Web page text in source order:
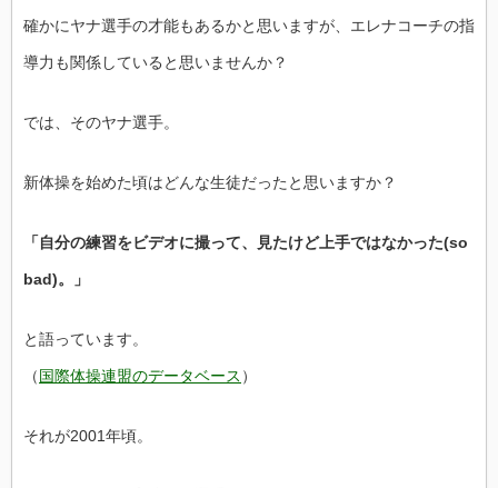
確かにヤナ選手の才能もあるかと思いますが、エレナコーチの指
導力も関係していると思いませんか？
では、そのヤナ選手。
新体操を始めた頃はどんな生徒だったと思いますか？
「自分の練習をビデオに撮って、見たけど上手ではなかった(so
bad)。」
と語っています。
（国際体操連盟のデータベース ）
それが2001年頃。